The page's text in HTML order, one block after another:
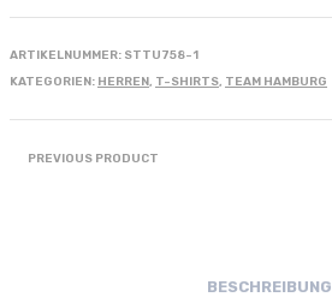
ARTIKELNUMMER: STTU758-1
KATEGORIEN: HERREN, T-SHIRTS, TEAM HAMBURG
PREVIOUS PRODUCT
BESCHREIBUNG